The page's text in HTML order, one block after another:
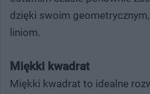
dzięki swoim
liniom.
Miękki kwadrat
Miękki kwadrat to idealne